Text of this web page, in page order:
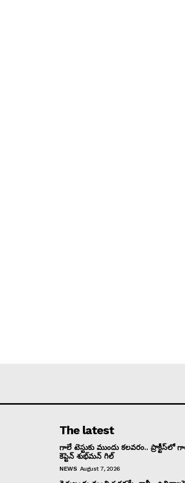
The latest
గాలే టెస్టుకు ముందు కలవరం.. ప్రాక్టీస్‌లో
కెప్టెన్ శుభ్‌మన్ గిల్‌
NEWS August 7, 2026